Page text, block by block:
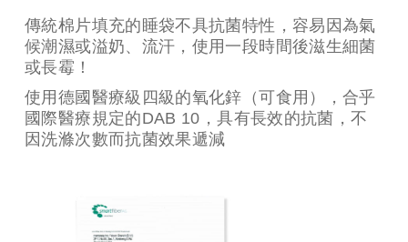
所有材質皆通過國際Oeko-Tex
standard 100 class 1 安全標章